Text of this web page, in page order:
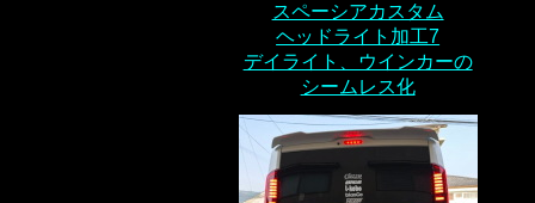
スペーシアカスタム
ヘッドライト加工7
デイライト、ウインカーの
シームレス化